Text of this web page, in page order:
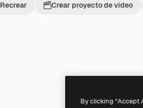
Recrear Crear proyecto de vídeo
By clicking “Accept